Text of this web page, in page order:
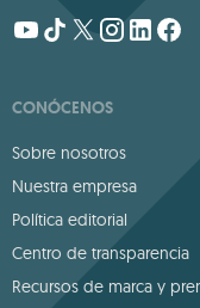
CONÓCENOS
Sobre nosotros
Nuestra empresa
Política editorial
Centro de transparencia
Recursos de marca y